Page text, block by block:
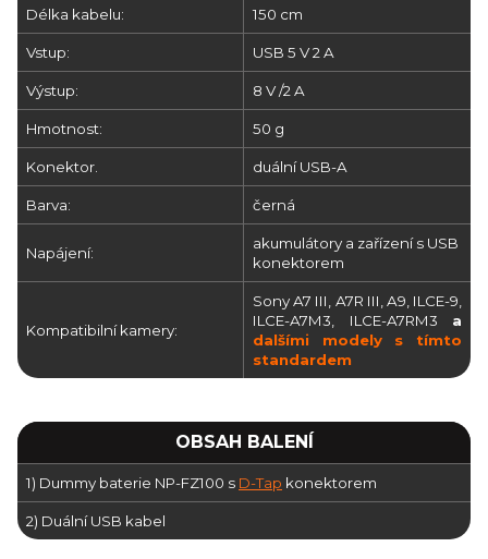
Délka kabelu: 150 cm
Vstup: USB 5 V 2 A
Výstup: 8 V /2 A
Hmotnost: 50 g
Konektor. duální USB-A
Barva: černá
Napájení:
akumulátory a zařízení s USB
konektorem
Kompatibilní kamery:
Sony A7 III, A7R III, A9, ILCE-9,
ILCE-A7M3, ILCE-A7RM3 a
dalšími modely s tímto
standardem
OBSAH BALENÍ
1) Dummy baterie NP-FZ100 s D-Tap konektorem
2) Duální USB kabel